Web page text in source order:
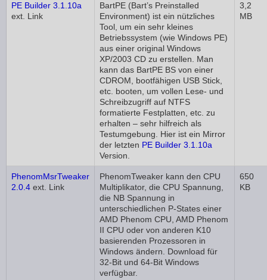
PE Builder 3.1.10a
ext. Link
BartPE (Bart’s Preinstalled
Environment) ist ein nützliches
Tool, um ein sehr kleines
Betriebssystem (wie Windows PE)
aus einer original Windows
XP/2003 CD zu erstellen. Man
kann das BartPE BS von einer
CDROM, bootfähigen USB Stick,
etc. booten, um vollen Lese- und
Schreibzugriff auf NTFS
formatierte Festplatten, etc. zu
erhalten – sehr hilfreich als
Testumgebung. Hier ist ein Mirror
der letzten PE Builder 3.1.10a
Version.
3,2
MB
PhenomMsrTweaker
2.0.4 ext. Link
PhenomTweaker kann den CPU
Multiplikator, die CPU Spannung,
die NB Spannung in
unterschiedlichen P-States einer
AMD Phenom CPU, AMD Phenom
II CPU oder von anderen K10
basierenden Prozessoren in
Windows ändern. Download für
32-Bit und 64-Bit Windows
verfügbar.
650
KB